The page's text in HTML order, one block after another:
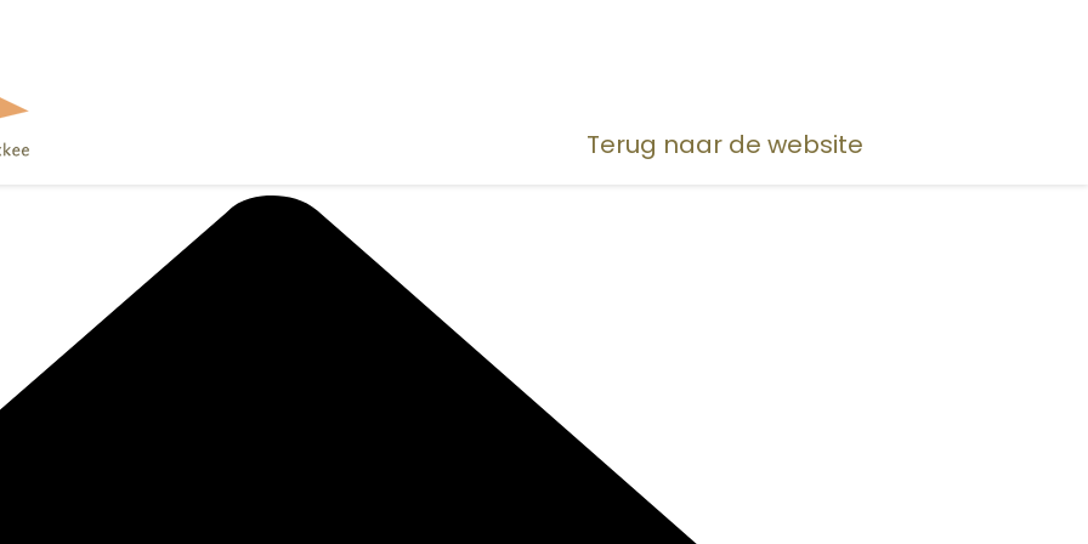
Terug naar de website